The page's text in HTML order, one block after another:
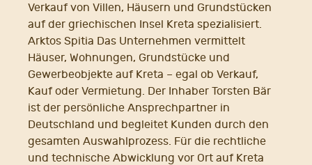
Verkauf von Villen, Häusern und Grundstücken
auf der griechischen Insel Kreta spezialisiert.
Arktos Spitia Das Unternehmen vermittelt
Häuser, Wohnungen, Grundstücke und
Gewerbeobjekte auf Kreta – egal ob Verkauf,
Kauf oder Vermietung. Der Inhaber Torsten Bär
ist der persönliche Ansprechpartner in
Deutschland und begleitet Kunden durch den
gesamten Auswahlprozess. Für die rechtliche
und technische Abwicklung vor Ort auf Kreta